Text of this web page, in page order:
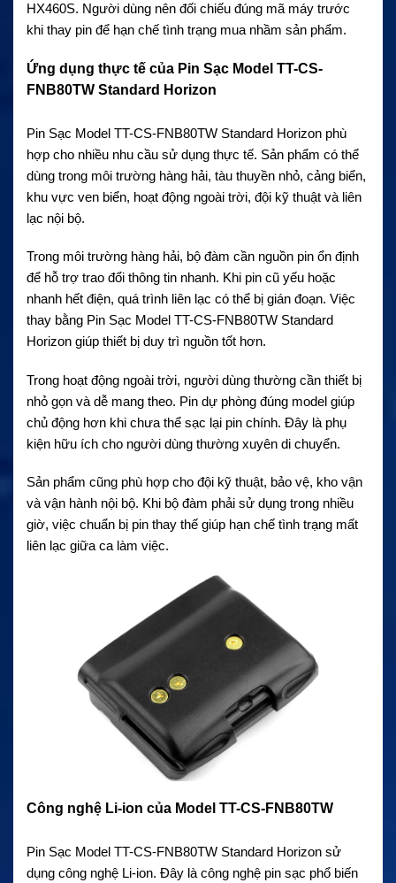
HX460S. Người dùng nên đối chiếu đúng mã máy trước
khi thay pin để hạn chế tình trạng mua nhầm sản phẩm.
Ứng dụng thực tế của Pin Sạc Model TT-CS-
FNB80TW Standard Horizon
Pin Sạc Model TT-CS-FNB80TW Standard Horizon phù
hợp cho nhiều nhu cầu sử dụng thực tế. Sản phẩm có thể
dùng trong môi trường hàng hải, tàu thuyền nhỏ, cảng biển,
khu vực ven biển, hoạt động ngoài trời, đội kỹ thuật và liên
lạc nội bộ.
Trong môi trường hàng hải, bộ đàm cần nguồn pin ổn định
để hỗ trợ trao đổi thông tin nhanh. Khi pin cũ yếu hoặc
nhanh hết điện, quá trình liên lạc có thể bị gián đoạn. Việc
thay bằng Pin Sạc Model TT-CS-FNB80TW Standard
Horizon giúp thiết bị duy trì nguồn tốt hơn.
Trong hoạt động ngoài trời, người dùng thường cần thiết bị
nhỏ gọn và dễ mang theo. Pin dự phòng đúng model giúp
chủ động hơn khi chưa thể sạc lại pin chính. Đây là phụ
kiện hữu ích cho người dùng thường xuyên di chuyển.
Sản phẩm cũng phù hợp cho đội kỹ thuật, bảo vệ, kho vận
và vận hành nội bộ. Khi bộ đàm phải sử dụng trong nhiều
giờ, việc chuẩn bị pin thay thế giúp hạn chế tình trạng mất
liên lạc giữa ca làm việc.
Công nghệ Li-ion của Model TT-CS-FNB80TW
Pin Sạc Model TT-CS-FNB80TW Standard Horizon sử
dụng công nghệ Li-ion. Đây là công nghệ pin sạc phổ biến